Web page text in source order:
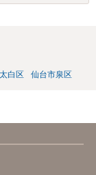
（あまり親身に対
白区 仙台市泉区